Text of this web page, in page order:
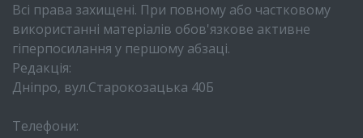
Всі права захищені. При повному або частковому
використанні матеріалів обов'язкове активне
гіперпосилання у першому абзаці.
Редакція:
Дніпро, вул.Старокозацька 40Б
Телефони: